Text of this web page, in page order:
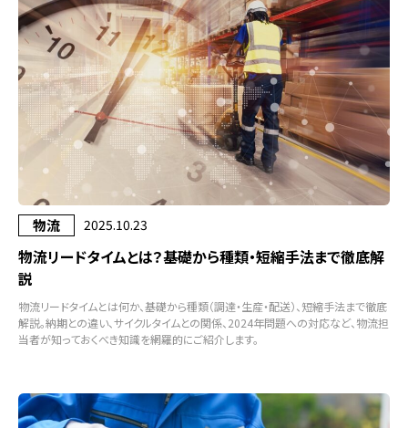
物流 2025.10.23
物流リードタイムとは？基礎から種類・短縮手法まで徹底解
説
物流リードタイムとは何か、基礎から種類（調達・生産・配送）、短縮手法まで徹底
解説。納期との違い、サイクルタイムとの関係、2024年問題への対応など、物流担
当者が知っておくべき知識を網羅的にご紹介します。